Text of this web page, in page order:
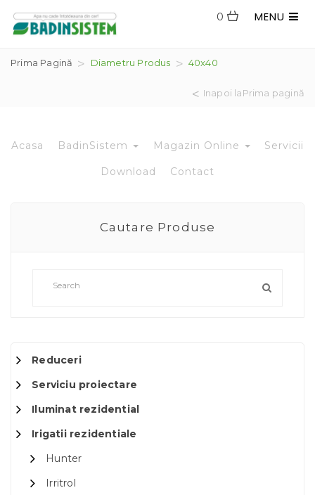
MENU
0
Prima Pagină Diametru Produs 40x40
Inapoi laPrima pagină
Acasa BadinSistem Magazin Online Servicii
Download Contact
Cautare Produse
Reduceri
Serviciu proiectare
Iluminat rezidential
Irigatii rezidentiale
Hunter
Irritrol